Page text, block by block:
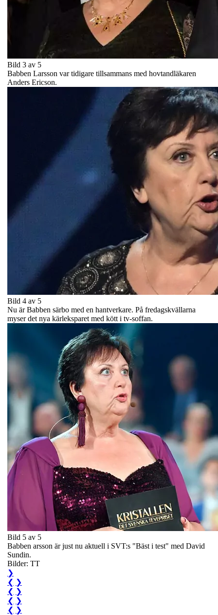
Bild 3 av 5
Babben Larsson var tidigare tillsammans med hovtandläkaren
Anders Ericson.
Bild 4 av 5
Nu är Babben särbo med en hantverkare. På fredagskvällarna
myser det nya kärleksparet med kött i tv-soffan.
Bild 5 av 5
Babben arsson är just nu aktuell i SVT:s "Bäst i test" med David
Sundin.
Bilder: TT
❯
❮ ❯
❮ ❯
❮ ❯
❮ ❯